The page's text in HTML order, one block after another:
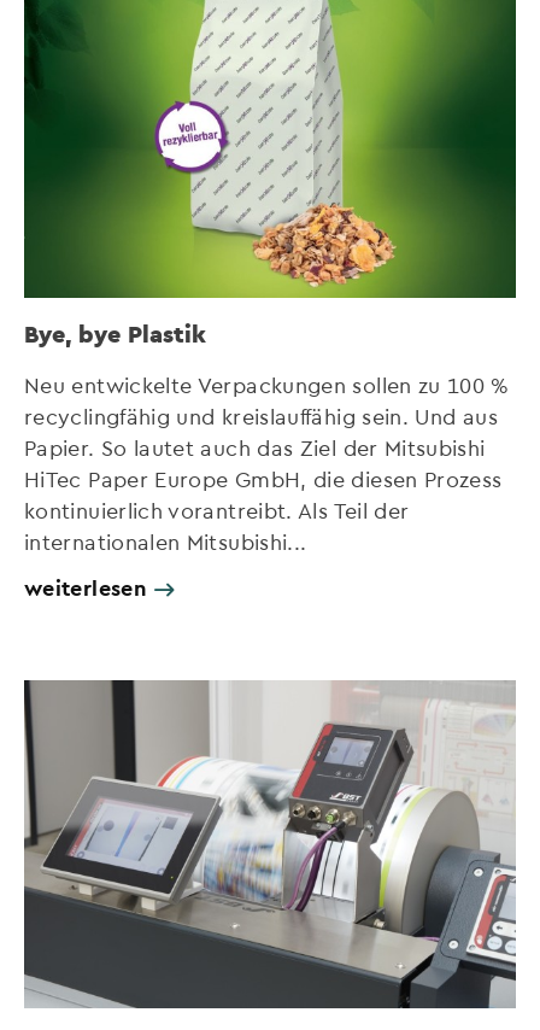
Bye, bye Plastik
Neu entwickelte Verpackungen sollen zu 100 %
recyclingfähig und kreislauffähig sein. Und aus
Papier. So lautet auch das Ziel der Mitsubishi
HiTec Paper Europe GmbH, die diesen Prozess
kontinuierlich vorantreibt. Als Teil der
internationalen Mitsubishi...
weiterlesen